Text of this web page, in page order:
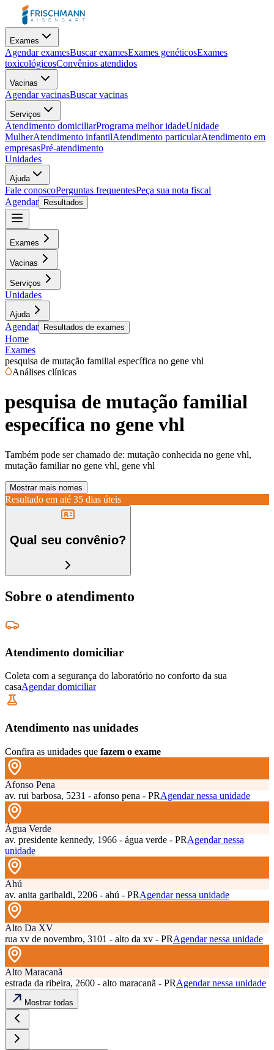
Exames
Agendar examesBuscar examesExames genéticosExames
toxicológicosConvênios atendidos
Vacinas
Agendar vacinasBuscar vacinas
Serviços
Atendimento domiciliarPrograma melhor idadeUnidade
MulherAtendimento infantilAtendimento particularAtendimento em
empresasPré-atendimento
Unidades
Ajuda
Fale conoscoPerguntas frequentesPeça sua nota fiscal
Agendar
Resultados
Exames
Vacinas
Serviços
Unidades
Ajuda
Agendar Resultados de exames
Home
Exames
pesquisa de mutação familial específica no gene vhl
Análises clínicas
pesquisa de mutação familial
específica no gene vhl
Também pode ser chamado de: mutação conhecida no gene vhl,
mutação familiar no gene vhl, gene vhl
Mostrar mais nomes
Resultado em até 35 dias úteis
Qual seu convênio?
Sobre o atendimento
Atendimento domiciliar
Coleta com a segurança do laboratório no conforto da sua
casaAgendar domiciliar
Atendimento nas unidades
Confira as unidades que fazem o exame
Afonso Pena
av. rui barbosa, 5231 - afonso pena - PRAgendar nessa unidade
Água Verde
av. presidente kennedy, 1966 - água verde - PRAgendar nessa
unidade
Ahú
av. anita garibaldi, 2206 - ahú - PRAgendar nessa unidade
Alto Da XV
rua xv de novembro, 3101 - alto da xv - PRAgendar nessa unidade
Alto Maracanã
estrada da ribeira, 2600 - alto maracanã - PRAgendar nessa unidade
Mostrar todas